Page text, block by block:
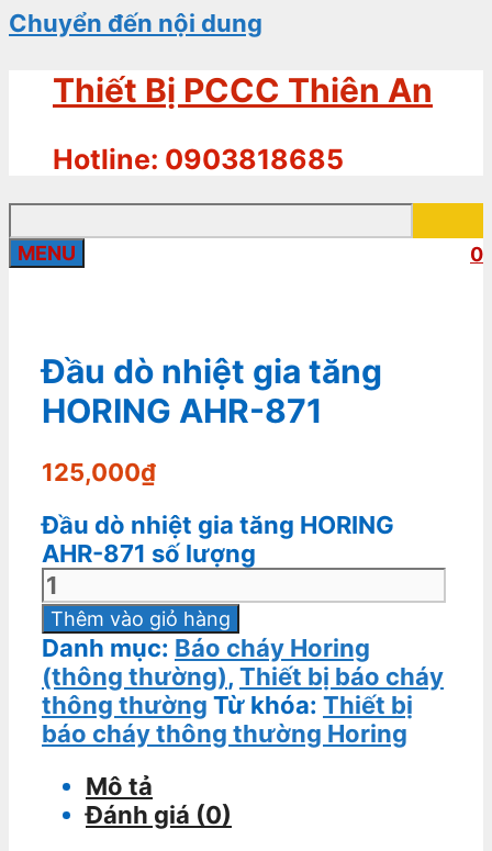
Chuyển đến nội dung
Thiết Bị PCCC Thiên An
Hotline: 0903818685
0
MENU
Đầu dò nhiệt gia tăng
HORING AHR-871
125,000₫
Đầu dò nhiệt gia tăng HORING
AHR-871 số lượng
Thêm vào giỏ hàng
Danh mục: Báo cháy Horing
(thông thường), Thiết bị báo cháy
thông thường Từ khóa: Thiết bị
báo cháy thông thường Horing
Mô tả
Đánh giá (0)